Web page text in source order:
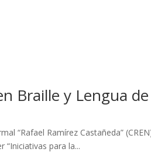
Braille y Lengua
“Rafael Ramírez Castañeda”
“Iniciativas para la...